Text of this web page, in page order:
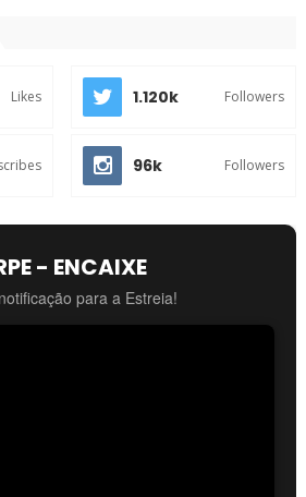
Likes 1.120k Followers
96k Followers
- ENCAIXE
para a Estreia!